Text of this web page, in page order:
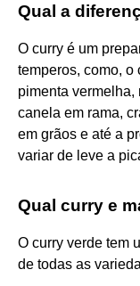
Qual a
O curry é um
temperos, como, o
pimenta vermelha,
canela em rama,
em grãos e até a
variar de leve a
Qual curry e
O curry verde tem
de todas as